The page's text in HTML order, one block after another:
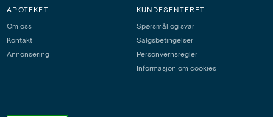
APOTEKET
Om oss
Kontakt
Annonsering
KUNDESENTERET
Spørsmål og svar
Salgsbetingelser
Personvernsregler
Informasjon om cookies